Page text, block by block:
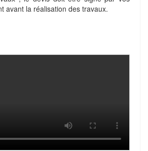
avant la réalisation des travaux.